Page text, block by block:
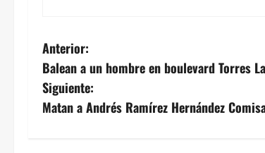
N
a
v
Anterior:
Balean a un hombre en boulevard Torres
Siguiente:
Matan a Andrés Ramírez Hernández